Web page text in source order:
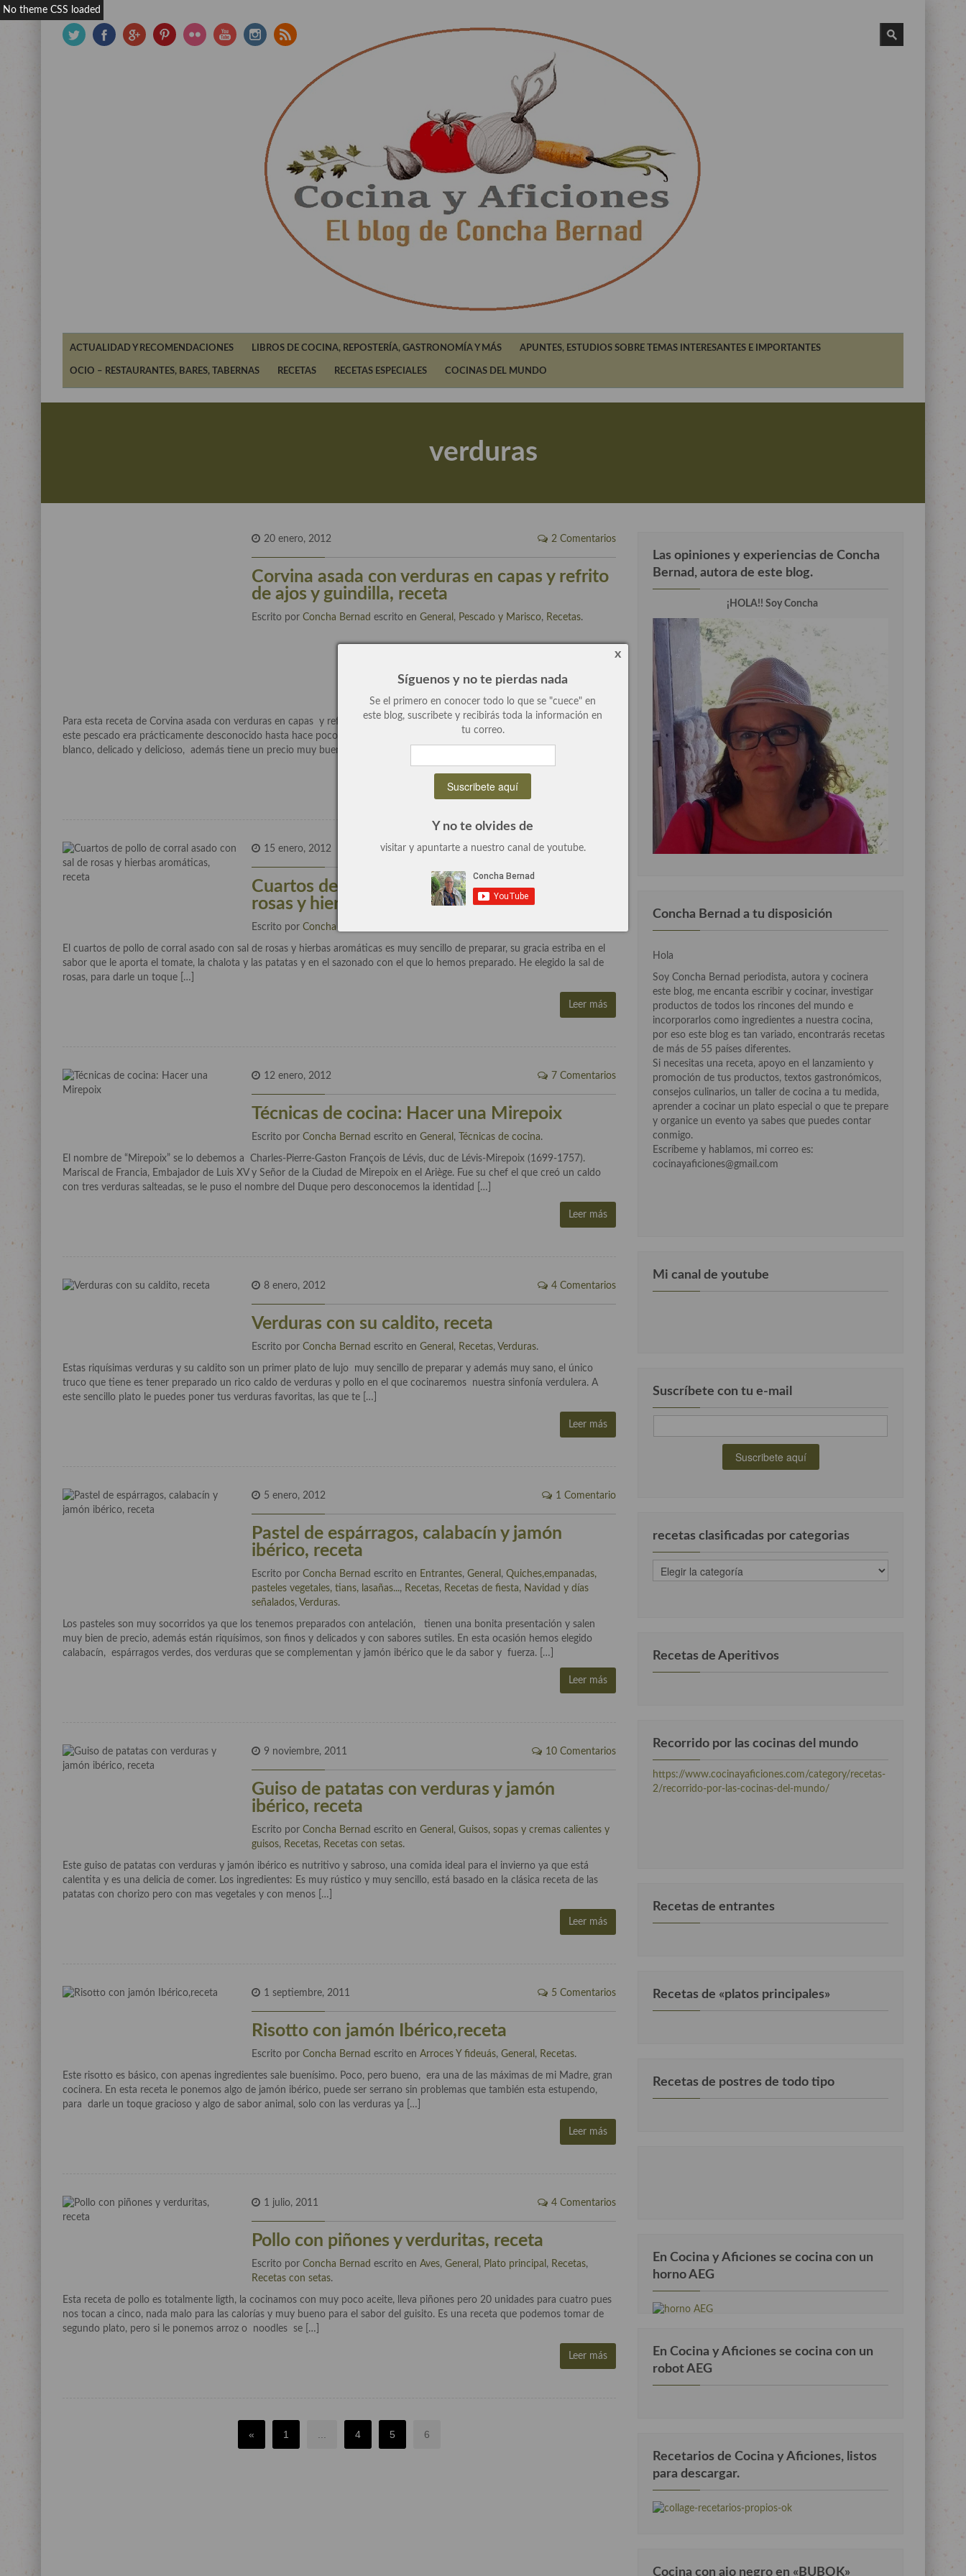
ACTUALIDAD Y RECOMENDACIONES LIBROS DE COCINA, REPOSTERÍA, GASTRONOMÍA Y MÁS APUNTES, ESTUDIOS SOBRE TEMAS INTERESANTES E IMPORTANTES
OCIO – RESTAURANTES, BARES, TABERNAS RECETAS RECETAS ESPECIALES COCINAS DEL MUNDO
verduras
20 enero, 2012 2 Comentarios
Corvina asada con verduras en capas y refrito
de ajos y guindilla, receta
Escrito porConcha Bernad escrito enGeneral , Pescado y Marisco, Recetas.
Para esta receta de Corvina asada con verduras en capas y refrito de ajos y guindilla vamos a utilizar una corvina pequeña,
este pescado era prácticamente desconocido hasta hace poco y ahora se ha convertido en unos de nuestros preferidos es
blanco, delicado y delicioso, además tiene un precio muy bueno por lo que se […]
15 enero, 2012 3 Comentarios
Cuartos de pollo de corral asado con sal de
rosas y hierbas aromáticas, receta
Escrito porConcha Bernad
El cuartos de pollo de corral asado con sal de rosas y hierbas aromáticas es muy sencillo de preparar, su gracia estriba en el
sabor que le aporta el tomate, la chalota y las patatas y en el sazonado con el que lo hemos preparado. He elegido la sal de
rosas, para darle un toque […]
Leer más
12 enero, 2012 7 Comentarios
Técnicas de cocina: Hacer una Mirepoix
Escrito porConcha Bernad escrito enGeneral , Técnicas de cocina.
El nombre de “Mirepoix” se lo debemos a Charles-Pierre-Gaston François de Lévis, duc de Lévis-Mirepoix (1699-1757).
Mariscal de Francia, Embajador de Luis XV y Señor de la Ciudad de Mirepoix en el Ariège. Fue su chef el que creó un caldo
con tres verduras salteadas, se le puso el nombre del Duque pero desconocemos la identidad […]
Leer más
8 enero, 2012 4 Comentarios
Verduras con su caldito, receta
Escrito porConcha Bernad escrito enGeneral , Recetas,Verduras.
Estas riquísimas verduras y su caldito son un primer plato de lujo muy sencillo de preparar y además muy sano, el único
truco que tiene es tener preparado un rico caldo de verduras y pollo en el que cocinaremos nuestra sinfonía verdulera. A
este sencillo plato le puedes poner tus verduras favoritas, las que te […]
Leer más
5 enero, 2012 1 Comentario
Pastel de espárragos, calabacín y jamón
ibérico, receta
Escrito porConcha Bernad escrito en Entrantes,General ,Quiches,empanadas,
pasteles vegetales, tians, lasañas..., Recetas, Recetas de fiesta, Navidad y días
señalados,Verduras.
Los pasteles son muy socorridos ya que los tenemos preparados con antelación, tienen una bonita presentación y salen
muy bien de precio, además están riquísimos, son finos y delicados y con sabores sutiles. En esta ocasión hemos elegido
calabacín, espárragos verdes, dos verduras que se complementan y jamón ibérico que le da sabor y fuerza. […]
Leer más
9 noviembre, 2011 10 Comentarios
Guiso de patatas con verduras y jamón
ibérico, receta
Escrito porConcha Bernad escrito enGeneral ,Guisos, sopas y cremas calientes y
guisos, Recetas, Recetas con setas.
Este guiso de patatas con verduras y jamón ibérico es nutritivo y sabroso, una comida ideal para el invierno ya que está
calentita y es una delicia de comer. Los ingredientes: Es muy rústico y muy sencillo, está basado en la clásica receta de las
patatas con chorizo pero con mas vegetales y con menos […]
Leer más
1 septiembre, 2011 5 Comentarios
Risotto con jamón Ibérico,receta
Escrito porConcha Bernad escrito enArroces Y fideuás,General , Recetas.
Este risotto es básico, con apenas ingredientes sale buenísimo. Poco, pero bueno, era una de las máximas de mi Madre, gran
cocinera. En esta receta le ponemos algo de jamón ibérico, puede ser serrano sin problemas que también esta estupendo,
para darle un toque gracioso y algo de sabor animal, solo con las verduras ya […]
Leer más
1 julio, 2011 4 Comentarios
Pollo con piñones y verduritas, receta
Escrito porConcha Bernad escrito enAves,General , Plato principal , Recetas,
Recetas con setas.
Esta receta de pollo es totalmente ligth, la cocinamos con muy poco aceite, lleva piñones pero 20 unidades para cuatro pues
nos tocan a cinco, nada malo para las calorías y muy bueno para el sabor del guisito. Es una receta que podemos tomar de
segundo plato, pero si le ponemos arroz o noodles se […]
Leer más
« 1 4 5 6
Las opiniones y experiencias de Concha
Bernad, autora de este blog.
¡HOLA!! Soy Concha
Concha Bernad a tu disposición
Hola
Soy Concha Bernad periodista, autora y cocinera
este blog, me encanta escribir y cocinar, investigar
productos de todos los rincones del mundo e
incorporarlos como ingredientes a nuestra cocina,
por eso este blog es tan variado, encontrarás recetas
de más de 55 países diferentes.
Si necesitas una receta, apoyo en el lanzamiento y
promoción de tus productos, textos gastronómicos,
consejos culinarios, un taller de cocina a tu medida,
aprender a cocinar un plato especial o que te prepare
y organice un evento ya sabes que puedes contar
conmigo.
Escríbeme y hablamos, mi correo es:
cocinayaficiones@gmail.com
Mi canal de youtube
Suscríbete con tu e-mail
recetas clasificadas por categorias
recetas
clasificadas
Recetas de Aperitivos
Recorrido por las cocinas del mundo
https://www.cocinayaficiones.com/category/recetas-
2/recorrido-por-las-cocinas-del-mundo/
Recetas de entrantes
Recetas de «platos principales»
Recetas de postres de todo tipo
En Cocina y Aficiones se cocina con un
horno AEG
En Cocina y Aficiones se cocina con un
robot AEG
Recetarios de Cocina y Aficiones, listos
para descargar.
Cocina con ajo negro en «BUBOK»
x
Síguenos y no te pierdas nada
Se el primero en conocer todo lo que se "cuece" en
este blog, suscribete y recibirás toda la información en
tu correo.
Y no te olvides de
visitar y apuntarte a nuestro canal de youtube.
No theme CSS loaded